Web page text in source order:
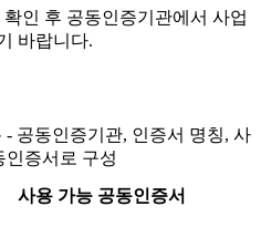
인 후 공동인증기관에서 사업
바랍니다.
공동인증기관, 인증서 명칭, 사
인증서로 구성
사용 가능 공동인증서